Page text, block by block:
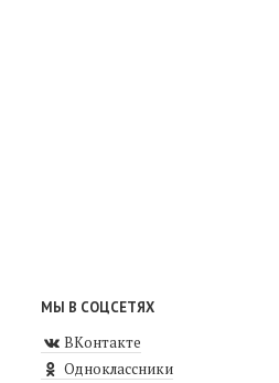
МЫ В СОЦСЕТЯХ
ВКонтакте
Одноклассники